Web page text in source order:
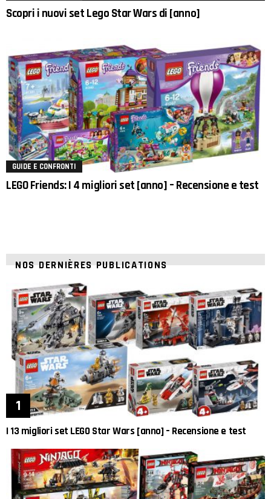
Scopri i nuovi set Lego Star Wars di [anno]
GUIDE E CONFRONTI
LEGO Friends: I 4 migliori set [anno] – Recensione e test
NOS DERNIÈRES PUBLICATIONS
I 13 migliori set LEGO Star Wars [anno] – Recensione e test